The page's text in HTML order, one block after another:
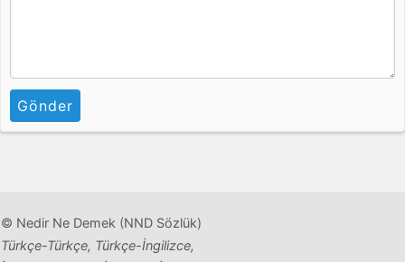
Gönder
© Nedir Ne Demek (NND Sözlük)
Türkçe-Türkçe, Türkçe-İngilizce,